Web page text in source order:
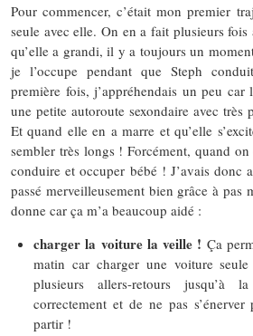
Pour commencer, c’était mon premier
seule avec elle. On en a fait plusieurs fois
qu’elle a grandi, il y a toujours un
je l’occupe pendant que Steph
première fois, j’appréhendais un peu
une petite autoroute sexondaire avec très
Et quand elle en a marre et qu’elle
sembler très longs ! Forcément, quand
conduire et occuper bébé ! J’avais donc
passé merveilleusement bien grâce à pas
donne car ça m’a beaucoup aidé :
charger la voiture la veille ! Ça
matin car charger une voiture
plusieurs allers-retours
correctement et de ne pas
partir !